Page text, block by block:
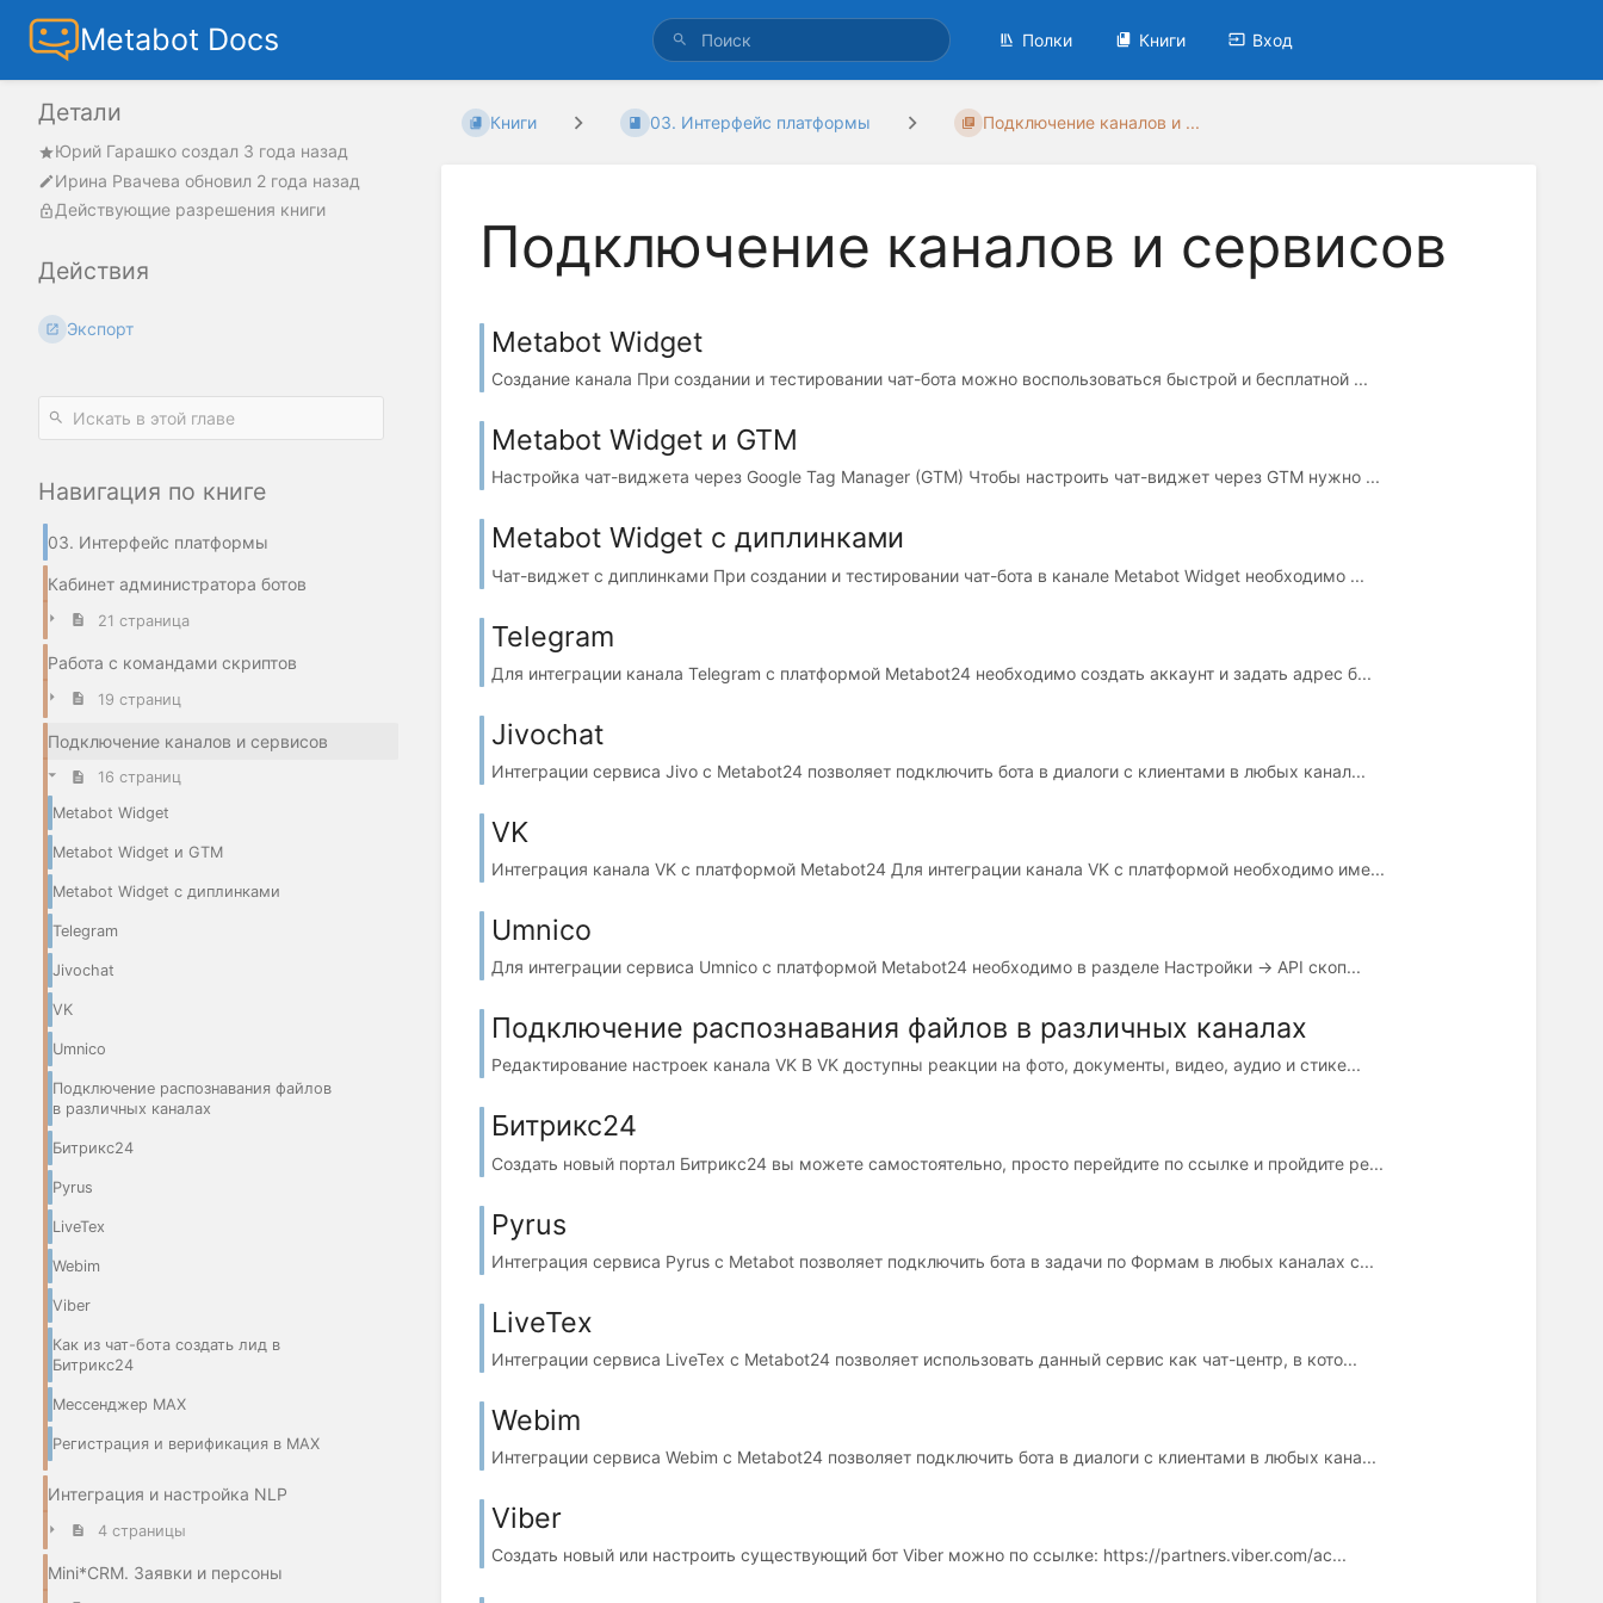
Metabot Docs Полки Книги Вход
Навигация по книге
03. Интерфейс платформы
Кабинет администратора ботов
21 страница
Работа с командами скриптов
19 страниц
Подключение каналов и сервисов
16 страниц
Metabot Widget
Metabot Widget и GTM
Metabot Widget с диплинками
Telegram
Jivochat
VK
Umnico
Подключение распознавания файлов
в различных каналах
Битрикс24
Pyrus
LiveTex
Webim
Viber
Как из чат-бота создать лид в
Битрикс24
Мессенджер МАХ
Регистрация и верификация в МАХ
Интеграция и настройка NLP
4 страницы
Mini*CRM. Заявки и персоны
Книги 03. Интерфейс платформы Подключение каналов и ...
Подключение каналов и сервисов
Metabot Widget
Создание канала При создании и тестировании чат-бота можно воспользоваться быстрой и бесплатной ...
Metabot Widget и GTM
Настройка чат-виджета через Google Tag Manager (GTM) Чтобы настроить чат-виджет через GTM нужно ...
Metabot Widget с диплинками
Чат-виджет с диплинками При создании и тестировании чат-бота в канале Metabot Widget необходимо ...
Telegram
Для интеграции канала Telegram c платформой Metabot24 необходимо создать аккаунт и задать адрес б...
Jivochat
Интеграции сервиса Jivo с Metabot24 позволяет подключить бота в диалоги с клиентами в любых канал...
VK
Интеграция канала VK с платформой Metabot24 Для интеграции канала VK с платформой необходимо име...
Umnico
Для интеграции сервиса Umnico с платформой Metabot24 необходимо в разделе Настройки -> API скоп...
Подключение распознавания файлов в различных каналах
Редактирование настроек канала VK В VK доступны реакции на фото, документы, видео, аудио и стике...
Битрикс24
Создать новый портал Битрикс24 вы можете самостоятельно, просто перейдите по ссылке и пройдите ре...
Pyrus
Интеграция сервиса Pyrus с Metabot позволяет подключить бота в задачи по Формам в любых каналах с...
LiveTex
Интеграции сервиса LiveTex с Metabot24 позволяет использовать данный сервис как чат-центр, в кото...
Webim
Интеграции сервиса Webim с Metabot24 позволяет подключить бота в диалоги с клиентами в любых кана...
Viber
Создать новый или настроить существующий бот Viber можно по ссылке: https://partners.viber.com/ac...
Детали
Юрий Гарашко создал 3 года назад
Ирина Рвачева обновил 2 года назад
Действующие разрешения книги
Действия
Экспорт